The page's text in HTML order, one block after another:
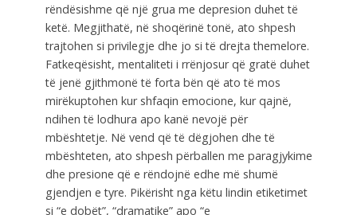
rëndësishme që një grua me depresion duhet të
ketë. Megjithatë, në shoqërinë tonë, ato shpesh
trajtohen si privilegje dhe jo si të drejta themelore.
Fatkeqësisht, mentaliteti i rrënjosur që gratë duhet
të jenë gjithmonë të forta bën që ato të mos
mirëkuptohen kur shfaqin emocione, kur qajnë,
ndihen të lodhura apo kanë nevojë për
mbështetje. Në vend që të dëgjohen dhe të
mbështeten, ato shpesh përballen me paragjykime
dhe presione që e rëndojnë edhe më shumë
gjendjen e tyre. Pikërisht nga këtu lindin etiketimet
si “e dobët”, “dramatike” apo “e